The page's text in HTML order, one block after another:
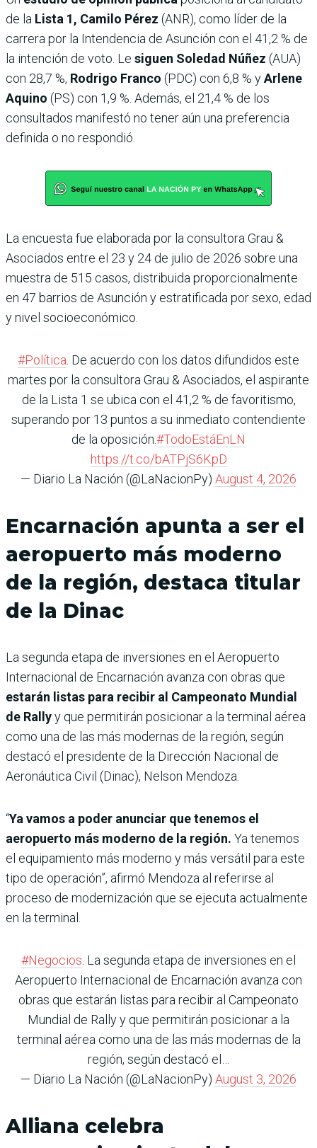
de la Lista 1, Camilo Pérez (ANR), como líder de la
carrera por la Intendencia de Asunción con el 41,2 % de
la intención de voto. Le siguen Soledad Núñez (AUA)
con 28,7 %, Rodrigo Franco (PDC) con 6,8 % yArlene
Aquino (PS) con 1,9 %. Además, el 21,4 % de los
consultados manifestó no tener aún una preferencia
definida o no respondió.
La encuesta fue elaborada por la consultora Grau &
Asociados entre el 23 y 24 de julio de 2026 sobre una
muestra de 515 casos, distribuida proporcionalmente
en 47 barrios de Asunción y estratificada por sexo, edad
y nivel socioeconómico.
#Política . De acuerdo con los datos difundidos este
martes por la consultora Grau & Asociados, el aspirante
de la Lista 1 se ubica con el 41,2 % de favoritismo,
superando por 13 puntos a su inmediato contendiente
de la oposición.#TodoEstáEnLN
https://t.co/bATPjS6KpD
— Diario La Nación (@LaNacionPy) August 4, 2026
Encarnación apunta a ser el
aeropuerto más moderno
de la región, destaca titular
de la Dinac
La segunda etapa de inversiones en el Aeropuerto
Internacional de Encarnación avanza con obras que
estarán listas para recibir al Campeonato Mundial
de Rallyy que permitirán posicionar a la terminal aérea
como una de las más modernas de la región, según
destacó el presidente de la Dirección Nacional de
Aeronáutica Civil (Dinac), Nelson Mendoza.
“Ya vamos a poder anunciar que tenemos el
aeropuerto más moderno de la región. Ya tenemos
el equipamiento más moderno y más versátil para este
tipo de operación”, afirmó Mendoza al referirse al
proceso de modernización que se ejecuta actualmente
en la terminal.
#Negocios . La segunda etapa de inversiones en el
Aeropuerto Internacional de Encarnación avanza con
obras que estarán listas para recibir al Campeonato
Mundial de Rally y que permitirán posicionar a la
terminal aérea como una de las más modernas de la
región, según destacó el…
— Diario La Nación (@LaNacionPy) August 3, 2026
Alliana celebra